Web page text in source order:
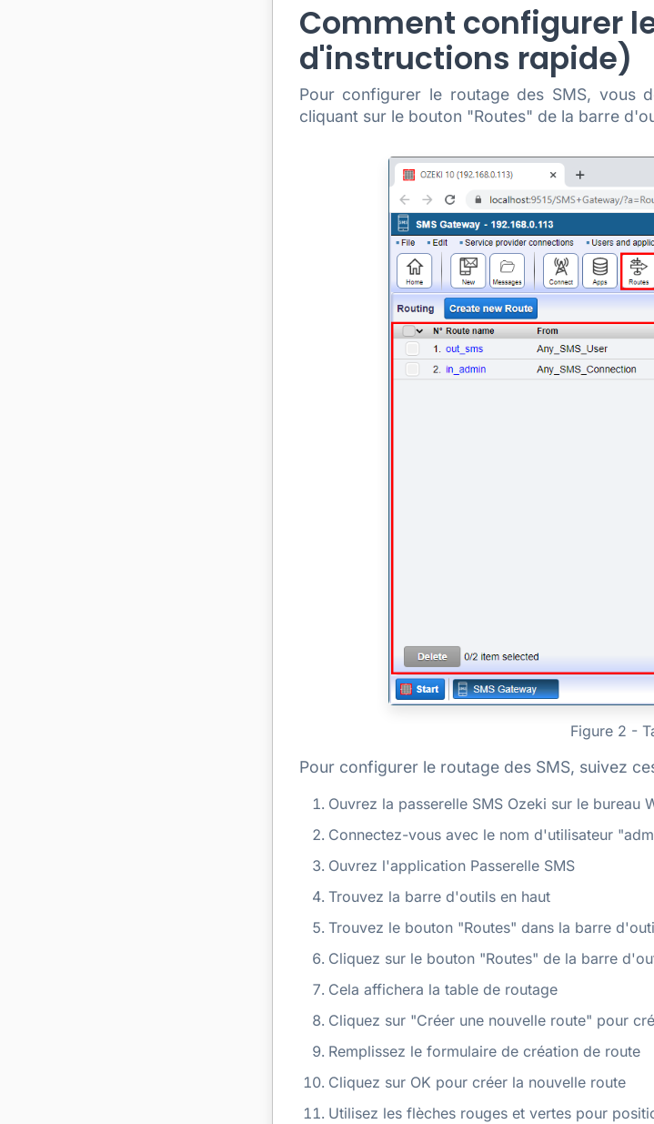
Comment configurer
d'instructions rapide)
Pour configurer le routage des SMS, vous
cliquant sur le bouton "Routes" de la barre
Figure 2 -
Pour configurer le routage des SMS, suivez
Ouvrez la passerelle SMS Ozeki sur le bureau
Connectez-vous avec le nom d'utilisateur
Ouvrez l'application Passerelle SMS
Trouvez la barre d'outils en haut
Trouvez le bouton "Routes" dans la barre
Cliquez sur le bouton "Routes" de la barre
Cela affichera la table de routage
Cliquez sur "Créer une nouvelle route" pour
Remplissez le formulaire de création de route
Cliquez sur OK pour créer la nouvelle route
Utilisez les flèches rouges et vertes pour